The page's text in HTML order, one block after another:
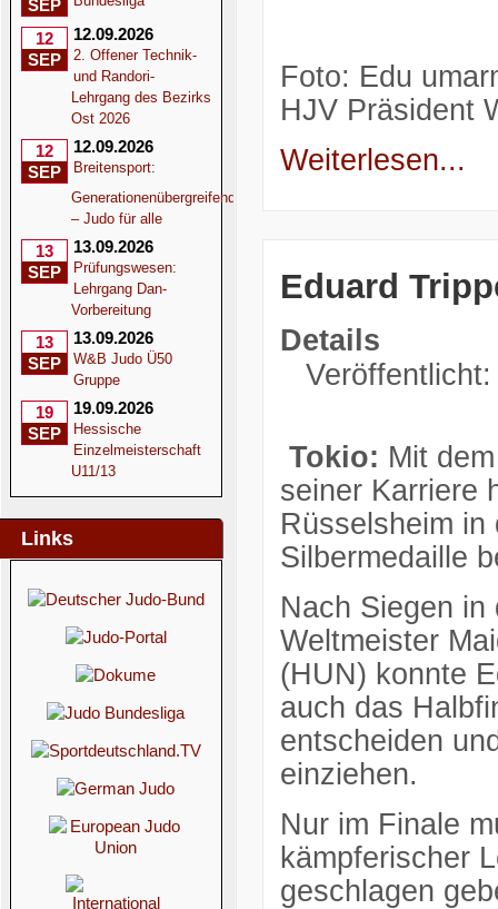
SEP
12
SEP
12.09.2026
2. Offener Technik-
und Randori-
Lehrgang des Bezirks
Ost 2026
12
SEP
12.09.2026
Breitensport:
Generationenübergreifend
– Judo für alle
13
SEP
13.09.2026
Prüfungswesen:
Lehrgang Dan-
Vorbereitung
13
SEP
13.09.2026
W&B Judo Ü50
Gruppe
19
SEP
19.09.2026
Hessische
Einzelmeisterschaft
U11/13
Links
Foto: Edu
HJV Präsident
Weiterlesen...
Eduard
Details
Tokio: Mit
seiner Karriere
Rüsselsheim
Silbermedaille
Nach Siegen in
Weltmeister
(HUN) konnte
auch das
entscheiden
einziehen.
Nur im Finale
kämpferischer
geschlagen